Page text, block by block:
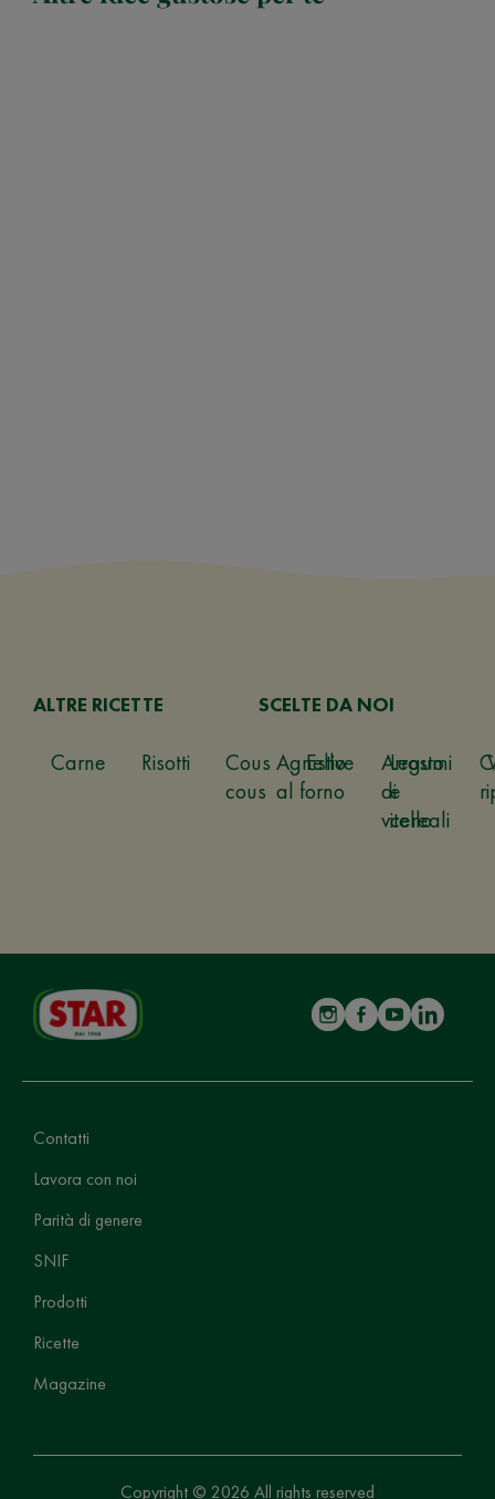
ALTRE RICETTE
Carne Risotti
Cous
cous
Estive
Legumi
e
cereali
SCELTE DA NOI
Agnello
al forno
Arrosto
di
vitello
Contatti
Lavora con noi
Parità di genere
SNIF
Prodotti
Ricette
Magazine
Copyright © 2026 All rights reserved